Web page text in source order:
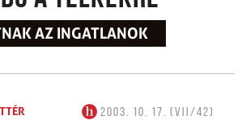
AZ INGATLANOK
2003. 10. 17. (VII/42)